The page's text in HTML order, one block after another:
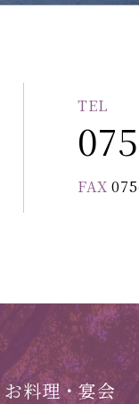
TEL
FAX
お料理・宴会